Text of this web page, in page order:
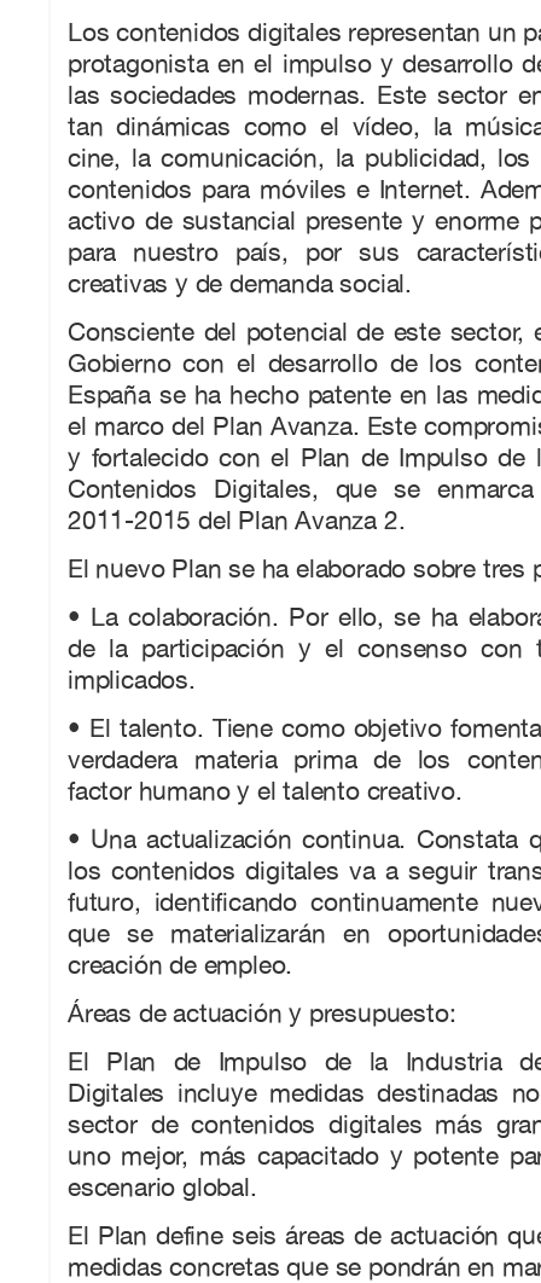
Los contenidos digitales representan un
protagonista en el impulso y desarrollo
las sociedades modernas. Este sector
tan dinámicas como el vídeo, la
cine, la comunicación, la publicidad,
contenidos para móviles e Internet.
activo de sustancial presente y enorme
para nuestro país, por sus
creativas y de demanda social.
Consciente del potencial de este sector,
Gobierno con el desarrollo de los
España se ha hecho patente en las
el marco del Plan Avanza. Este
y fortalecido con el Plan de Impulso de
Contenidos Digitales, que se
2011-2015 del Plan Avanza 2.
El nuevo Plan se ha elaborado sobre tres
• La colaboración. Por ello, se ha
de la participación y el consenso con
implicados.
• El talento. Tiene como objetivo
verdadera materia prima de los
factor humano y el talento creativo.
• Una actualización continua. Constata
los contenidos digitales va a seguir
futuro, identificando continuamente
que se materializarán en
creación de empleo.
Áreas de actuación y presupuesto:
El Plan de Impulso de la Industria
Digitales incluye medidas destinadas
sector de contenidos digitales más
uno mejor, más capacitado y potente
escenario global.
El Plan define seis áreas de actuación
medidas concretas que se pondrán en